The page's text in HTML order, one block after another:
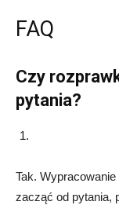
FAQ
Czy
pytania?
Tak.
zacząć od pytania,